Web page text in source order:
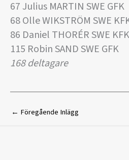
67 Julius MARTIN SWE GFK
68 Olle WIKSTRÖM SWE
86 Daniel THORÉR SWE KFK
115 Robin SAND SWE GFK
168 deltagare
← Föregående Inlägg